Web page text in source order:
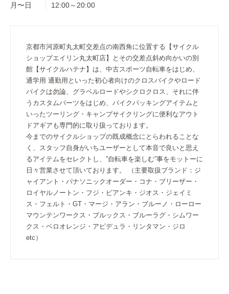
月〜日
12:00～20:00
京都市河原町丸太町交差点の南西角に位置する【サイクル
ショップエイリン丸太町店】とその交差点斜め向かいの別
館【サイクルハテナ】は、中古スポーツ自転車をはじめ、
通学用 通勤用といった初心者向けのクロスバイクやロード
バイクは勿論、グラベルロードやシクロクロス、それに伴
うカスタムパーツをはじめ、バイクパッキングアイテムと
いったツーリング・キャンプサイクリングに便利なアウト
ドアギアも専門的に取り扱っております。
今までのサイクルショップの既成概念にとらわれることな
く、スタッフ自身がいちユーザーとして本音で良いと思え
るアイテムをセレクトし、”自転車を楽しむ”事をモットーに
日々営業させて頂いております。 （主要取扱ブランド：ジ
ャイアント・パナソニックオーダー・コナ・ブリーザー・
ロイヤルノートン・フジ・ビアンキ・ジオス・ジェイミ
ス・フェルト・GT・マージ・アラン・ブルーノ・ローロー
マウンテンワークス・ブルックス・ブルーラグ・シムワー
クス・ベロオレンジ・アピデュラ・リンタマン・ジロ
etc）